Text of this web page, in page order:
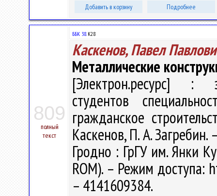
Добавить в корзину Подробнее
809
полный
текст
ББК 38.К28
Каскенов, Павел
Металлические
[Электрон.ресурс] :
студентов
гражданское
Каскенов, П. А.
Гродно : ГрГУ им. Янки
ROM). – Режим доступа:
– 4141609384.